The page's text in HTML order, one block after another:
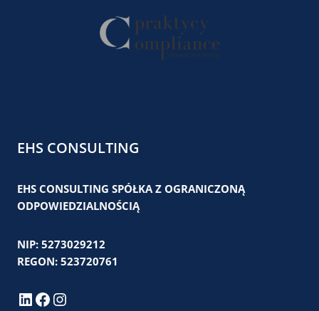
EHS CONSULTING
EHS CONSULTING SPÓŁKA Z OGRANICZONĄ
ODPOWIEDZIALNOŚCIĄ
NIP: 5273029212
REGON: 523720761
LinkedIn
Facebook
Instagram